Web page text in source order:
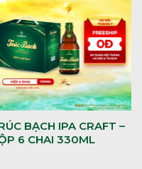
BẠCH IPA CRAFT –
6 CHAI 330ML